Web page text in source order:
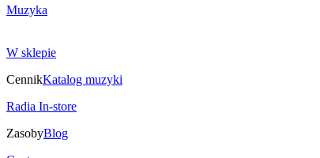
Muzyka
W sklepie
CennikKatalog muzyki
Radia In-store
ZasobyBlog